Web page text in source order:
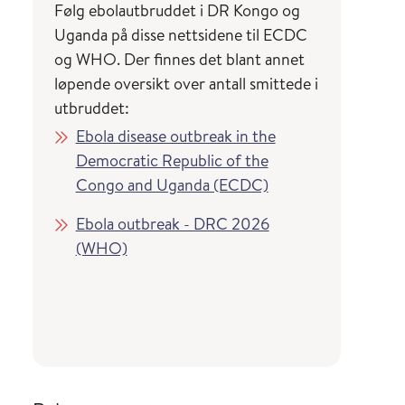
Følg ebolautbruddet i DR Kongo og
Uganda på disse nettsidene til ECDC
og WHO. Der finnes det blant annet
løpende oversikt over antall smittede i
utbruddet:
Ebola disease outbreak in the
Democratic Republic of the
Congo and Uganda (ECDC)
Ebola outbreak - DRC 2026
(WHO)